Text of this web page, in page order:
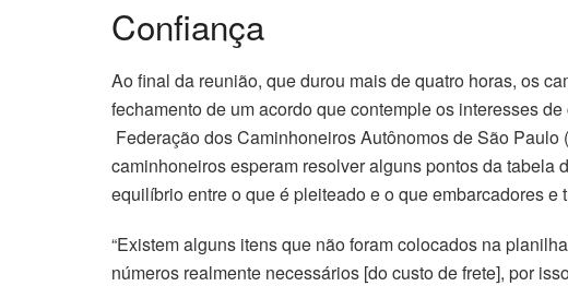
Confiança
Ao final da reunião, que durou mais de quatro horas, os
fechamento de um acordo que contemple os interesses
Federação dos Caminhoneiros Autônomos de São
caminhoneiros esperam resolver alguns pontos da tabela
equilíbrio entre o que é pleiteado e o que embarcadores
“Existem alguns itens que não foram colocados na
números realmente necessários [do custo de frete], por